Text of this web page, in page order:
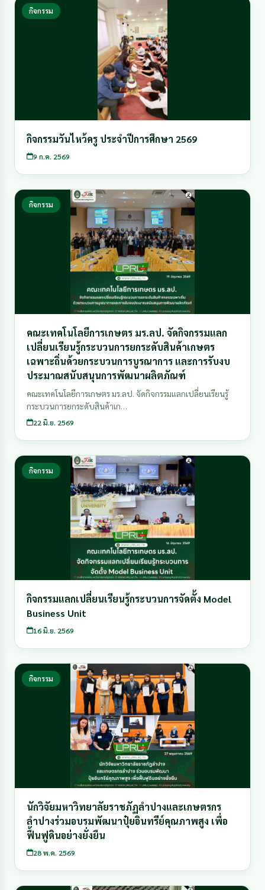
กิจกรรม
กิจกรรมวันไหว้ครู ประจำปีการศึกษา 2569
9 ก.ค. 2569
กิจกรรม
คณะเทคโนโลยีการเกษตร มร.ลป. จัดกิจกรรมแลก
เปลี่ยนเรียนรู้กระบวนการยกระดับสินค้าเกษตร
เฉพาะถิ่นด้วยกระบวนการบูรณาการ และการรับงบ
ประมาณสนับสนุนการพัฒนาผลิตภัณฑ์
คณะเทคโนโลยีการเกษตร มร.ลป. จัดกิจกรรมแลกเปลี่ยนเรียนรู้
กระบวนการยกระดับสินค้าเก…
22 มิ.ย. 2569
กิจกรรม
กิจกรรมแลกเปลี่ยนเรียนรู้กระบวนการจัดตั้ง Model
Business Unit
16 มิ.ย. 2569
กิจกรรม
นักวิจัยมหาวิทยาลัยราชภัฏลำปางและเกษตรกร
ลำปางร่วมอบรมพัฒนาปุ๋ยอินทรีย์คุณภาพสูง เพื่อ
ฟื้นฟูดินอย่างยั่งยืน
28 พ.ค. 2569